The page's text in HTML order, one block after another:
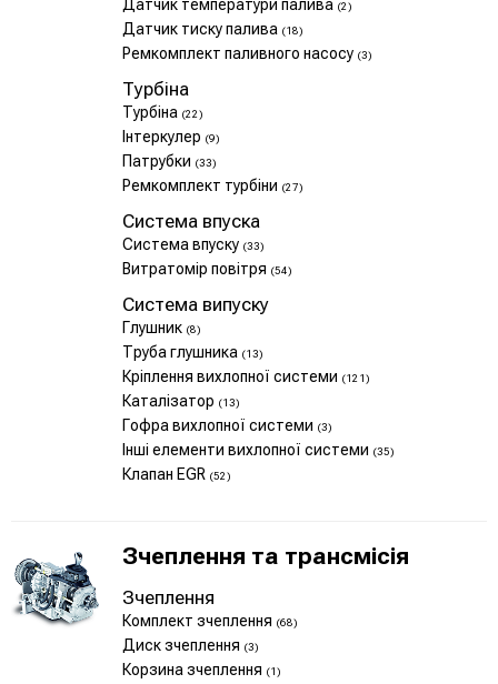
Датчик температури палива (2)
Датчик тиску палива (18)
Ремкомплект паливного насосу (3)
Турбіна
Турбіна (22)
Інтеркулер (9)
Патрубки (33)
Ремкомплект турбіни (27)
Система впуска
Система впуску (33)
Витратомір повітря (54)
Система випуску
Глушник (8)
Труба глушника (13)
Кріплення вихлопної системи (121)
Каталізатор (13)
Гофра вихлопної системи (3)
Інші елементи вихлопної системи (35)
Клапан EGR (52)
Зчеплення та трансмісія
Зчеплення
Комплект зчеплення (68)
Диск зчеплення (3)
Корзина зчеплення (1)